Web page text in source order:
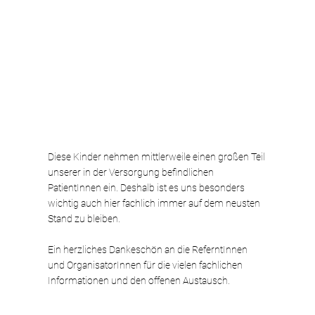
Diese Kinder nehmen mittlerweile einen großen Teil
unserer in der Versorgung befindlichen
PatientInnen ein. Deshalb ist es uns besonders
wichtig auch hier fachlich immer auf dem neusten
Stand zu bleiben.
Ein herzliches Dankeschön an die ReferntInnen
und OrganisatorInnen für die vielen fachlichen
Informationen und den offenen Austausch.